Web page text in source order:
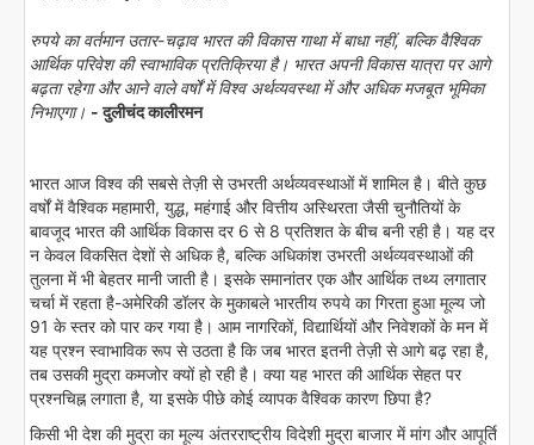
रुपये का वर्तमान उतार-चढ़ाव भारत की विकास गाथा में बाधा नहीं, बल्कि वैश्विक
आर्थिक परिवेश की स्वाभाविक प्रतिक्रिया है। भारत अपनी विकास यात्रा पर आगे
बढ़ता रहेगा और आने वाले वर्षों में विश्व अर्थव्यवस्था में और अधिक मजबूत भूमिका
निभाएगा। - दुलीचंद कालीरमन
भारत आज विश्व की सबसे तेज़ी से उभरती अर्थव्यवस्थाओं में शामिल है। बीते कुछ
वर्षों में वैश्विक महामारी, युद्ध, महंगाई और वित्तीय अस्थिरता जैसी चुनौतियों के
बावजूद भारत की आर्थिक विकास दर 6 से 8 प्रतिशत के बीच बनी रही है। यह दर
न केवल विकसित देशों से अधिक है, बल्कि अधिकांश उभरती अर्थव्यवस्थाओं की
तुलना में भी बेहतर मानी जाती है। इसके समानांतर एक और आर्थिक तथ्य लगातार
चर्चा में रहता है-अमेरिकी डॉलर के मुकाबले भारतीय रुपये का गिरता हुआ मूल्य जो
91 के स्तर को पार कर गया है। आम नागरिकों, विद्यार्थियों और निवेशकों के मन में
यह प्रश्न स्वाभाविक रूप से उठता है कि जब भारत इतनी तेज़ी से आगे बढ़ रहा है,
तब उसकी मुद्रा कमजोर क्यों हो रही है। क्या यह भारत की आर्थिक सेहत पर
प्रश्नचिह्न लगाता है, या इसके पीछे कोई व्यापक वैश्विक कारण छिपा है?
किसी भी देश की मुद्रा का मूल्य अंतरराष्ट्रीय विदेशी मुद्रा बाजार में मांग और आपूर्ति